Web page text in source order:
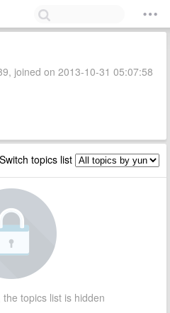
joined on 2013-10-31 05:07:58
Switch topics list
topics list is hidden